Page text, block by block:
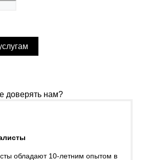
доверять нам?
обладают 10-летним опытом в